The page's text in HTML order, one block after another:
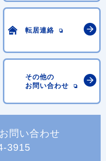
転居連絡
その他の
お問い合わせ
問い合わせ
3915